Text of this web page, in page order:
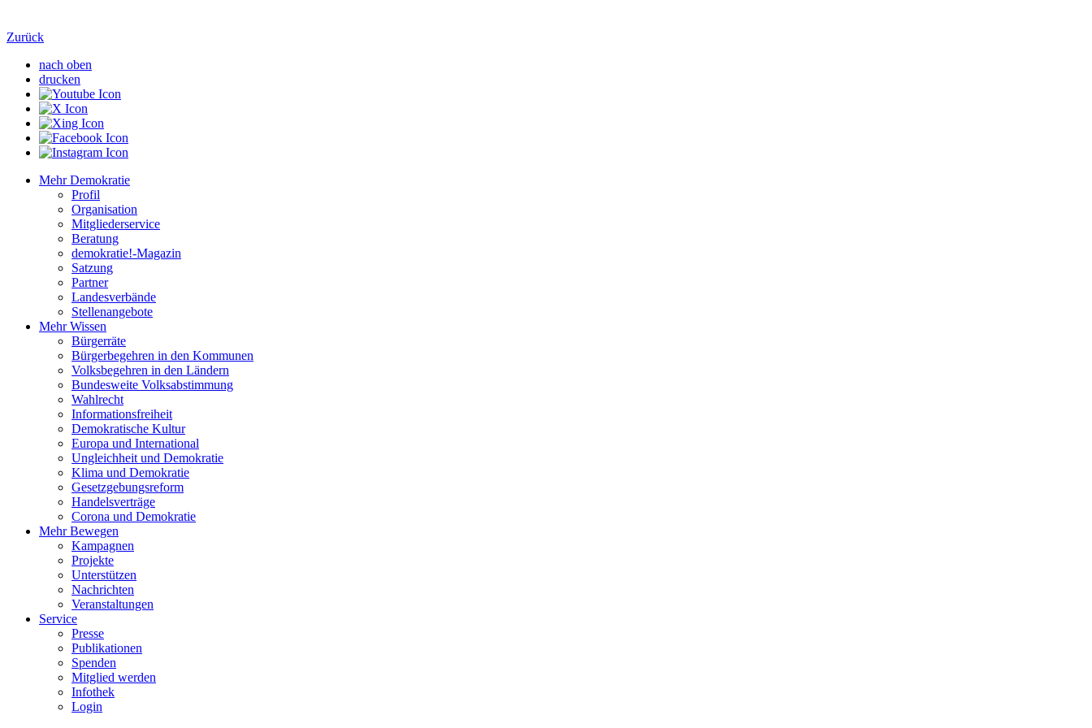
Zurück
nach oben
drucken
Mehr Demokratie
Profil
Organisation
Mitgliederservice
Beratung
demokratie!-Magazin
Satzung
Partner
Landesverbände
Stellenangebote
Mehr Wissen
Bürgerräte
Bürgerbegehren in den Kommunen
Volksbegehren in den Ländern
Bundesweite Volksabstimmung
Wahlrecht
Informationsfreiheit
Demokratische Kultur
Europa und International
Ungleichheit und Demokratie
Klima und Demokratie
Gesetzgebungsreform
Handelsverträge
Corona und Demokratie
Mehr Bewegen
Kampagnen
Projekte
Unterstützen
Nachrichten
Veranstaltungen
Service
Presse
Publikationen
Spenden
Mitglied werden
Infothek
Login